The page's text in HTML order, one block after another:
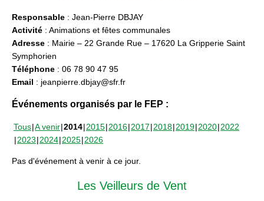
Responsable : Jean-Pierre DBJAY
Activité : Animations et fêtes communales
Adresse : Mairie – 22 Grande Rue – 17620 La Gripperie Saint
Symphorien
Téléphone : 06 78 90 47 95
Email : jeanpierre.dbjay@sfr.fr
Événements organisés par le FEP :
Tous A venir 2014 2015 2016 2017 2018 2019 2020 2022
2023 2024 2025 2026
Pas d'événement à venir à ce jour.
Les Veilleurs de Vent